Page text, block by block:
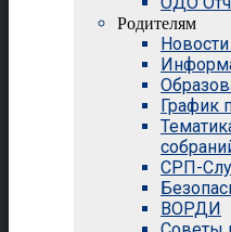
Родителям
График
СРП-
ВОРДИ